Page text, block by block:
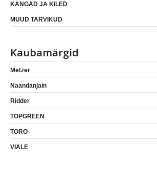
KANGAD JA KILED
MUUD TARVIKUD
Kaubamärgid
Metzer
Naandanjain
Ridder
TOPGREEN
TORO
VIALE